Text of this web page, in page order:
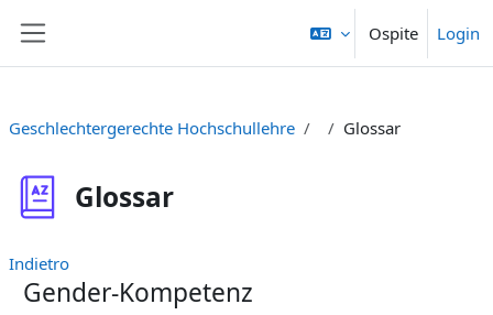
Ospite Login
Geschlechtergerechte Hochschullehre Glossar
Glossar
Indietro
Gender-Kompetenz